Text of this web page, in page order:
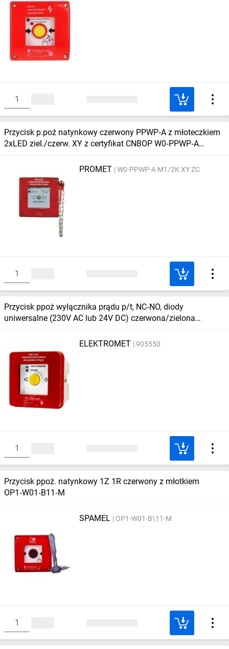
Przycisk p.poż natynkowy czerwony PPWP‑A z młoteczkiem
2xLED ziel./czerw. XY z certyfikat CNBOP W0‑PPWP‑A
PROMET
W0-PPWP-A M1/2K XY ZC
Przycisk ppoż wyłącznika prądu p/t, NC‑NO, diody
uniwersalne (230V AC lub 24V DC) czerwona/zielona
ELEKTROMET
905550
Przycisk ppoż. natynkowy 1Z 1R czerwony z młotkiem
OP1‑W01‑B11‑M
SPAMEL OP1-W01-B\11-M